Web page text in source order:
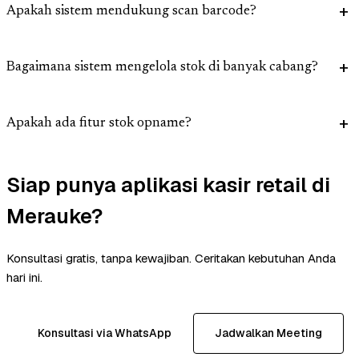
Apakah sistem mendukung scan barcode?
Bagaimana sistem mengelola stok di banyak cabang?
Apakah ada fitur stok opname?
Siap punya aplikasi kasir retail di
Merauke?
Konsultasi gratis, tanpa kewajiban. Ceritakan kebutuhan Anda
hari ini.
Konsultasi via WhatsApp Jadwalkan Meeting